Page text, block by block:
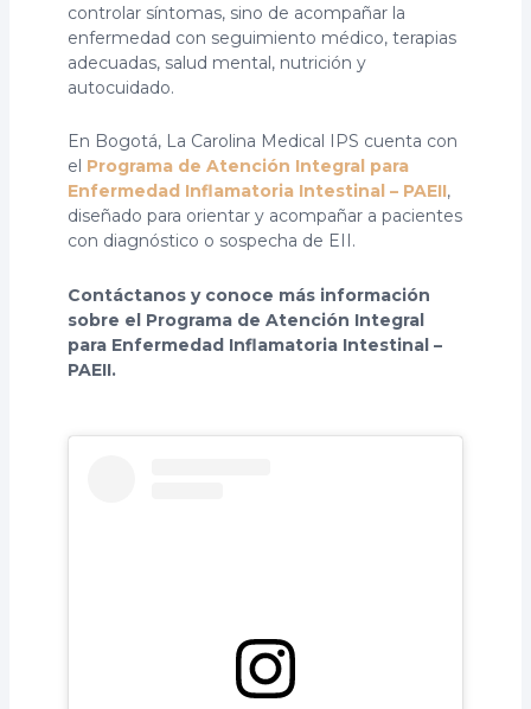
controlar síntomas, sino de acompañar la
enfermedad con seguimiento médico, terapias
adecuadas, salud mental, nutrición y
autocuidado.
En Bogotá, La Carolina Medical IPS cuenta con
el Programa de Atención Integral para
Enfermedad Inflamatoria Intestinal – PAEII,
diseñado para orientar y acompañar a pacientes
con diagnóstico o sospecha de EII.
Contáctanos y conoce más información
sobre el Programa de Atención Integral
para Enfermedad Inflamatoria Intestinal –
PAEII.